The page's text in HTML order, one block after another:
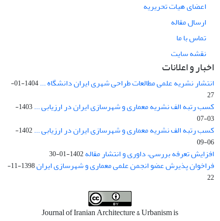
اعضای هیات تحریریه
ارسال مقاله
تماس با ما
نقشه سایت
اخبار و اعلانات
انتشار نشریه علمی مطالعات طراحی شهری ایران دانشگاه ...
1404-01-
27
کسب رتبه الف نشریه معماری و شهرسازی ایران در ارزیابی ...
1403-
03-07
کسب رتبه الف نشریه معماری و شهرسازی ایران در ارزیابی ...
1402-
06-09
افزایش تعرفه بررسی، داوری و انتشار مقاله1402-01-30
فراخوان پذیرش عضو انجمن علمی معماری و شهرسازی ایران
1398-11-
22
Journal of Iranian Architecture & Urbanism is